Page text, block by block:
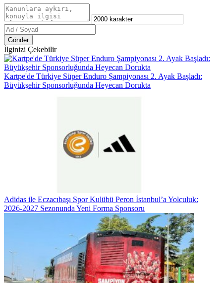
Gönder
İlginizi Çekebilir
Kartpe'de Türkiye Süper Enduro Şampiyonası 2. Ayak Başladı:
Büyükşehir Sponsorluğunda Heyecan Dorukta
Adidas ile Eczacıbaşı Spor Kulübü Peron İstanbul’a Yolculuk:
2026-2027 Sezonunda Yeni Forma Sponsoru